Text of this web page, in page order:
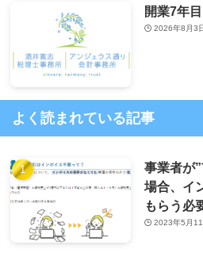
開業7年
2026年8月3
よく読まれている記事
事業者が
場合、イ
もらう必
2023年5月11